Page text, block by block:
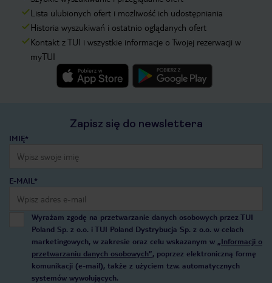
Lista ulubionych ofert i możliwość ich udostępniania
Historia wyszukiwań i ostatnio oglądanych ofert
Kontakt z TUI i wszystkie informacje o Twojej rezerwacji w
myTUI
Zapisz się do newslettera
IMIĘ*
E-MAIL*
Wyrażam zgodę na przetwarzanie danych osobowych przez TUI
Poland Sp. z o.o. i TUI Poland Dystrybucja Sp. z o.o. w celach
marketingowych, w zakresie oraz celu wskazanym w „Informacji o
przetwarzaniu danych osobowych”, poprzez elektroniczną formę
komunikacji (e-mail), także z użyciem tzw. automatycznych
systemów wywołujących.